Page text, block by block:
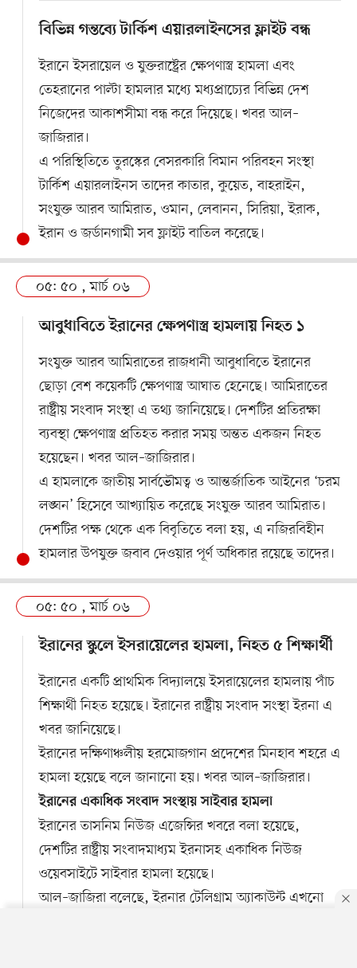
বিভিন্ন গন্তব্যে টার্কিশ এয়ারলাইনসের ফ্লাইট বন্ধ
ইরানে ইসরায়েল ও যুক্তরাষ্ট্রের ক্ষেপণাস্ত্র হামলা এবং
তেহরানের পাল্টা হামলার মধ্যে মধ্যপ্রাচ্যের বিভিন্ন দেশ
নিজেদের আকাশসীমা বন্ধ করে দিয়েছে। খবর আল–
জাজিরার।
এ পরিস্থিতিতে তুরস্কের বেসরকারি বিমান পরিবহন সংস্থা
টার্কিশ এয়ারলাইনস তাদের কাতার, কুয়েত, বাহরাইন,
সংযুক্ত আরব আমিরাত, ওমান, লেবানন, সিরিয়া, ইরাক,
ইরান ও জর্ডানগামী সব ফ্লাইট বাতিল করেছে।
০৫: ৫০ , মার্চ ০৬
আবুধাবিতে ইরানের ক্ষেপণাস্ত্র হামলায় নিহত ১
সংযুক্ত আরব আমিরাতের রাজধানী আবুধাবিতে ইরানের
ছোড়া বেশ কয়েকটি ক্ষেপণাস্ত্র আঘাত হেনেছে। আমিরাতের
রাষ্ট্রীয় সংবাদ সংস্থা এ তথ্য জানিয়েছে। দেশটির প্রতিরক্ষা
ব্যবস্থা ক্ষেপণাস্ত্র প্রতিহত করার সময় অন্তত একজন নিহত
হয়েছেন। খবর আল–জাজিরার।
এ হামলাকে জাতীয় সার্বভৌমত্ব ও আন্তর্জাতিক আইনের ‘চরম
লঙ্ঘন’ হিসেবে আখ্যায়িত করেছে সংযুক্ত আরব আমিরাত।
দেশটির পক্ষ থেকে এক বিবৃতিতে বলা হয়, এ নজিরবিহীন
হামলার উপযুক্ত জবাব দেওয়ার পূর্ণ অধিকার রয়েছে তাদের।
০৫: ৫০ , মার্চ ০৬
ইরানের স্কুলে ইসরায়েলের হামলা, নিহত ৫ শিক্ষার্থী
ইরানের একটি প্রাথমিক বিদ্যালয়ে ইসরায়েলের হামলায় পাঁচ
শিক্ষার্থী নিহত হয়েছে। ইরানের রাষ্ট্রীয় সংবাদ সংস্থা ইরনা এ
খবর জানিয়েছে।
ইরানের দক্ষিণাঞ্চলীয় হরমোজগান প্রদেশের মিনহাব শহরে এ
হামলা হয়েছে বলে জানানো হয়। খবর আল–জাজিরার।
ইরানের একাধিক সংবাদ সংস্থায় সাইবার হামলা
ইরানের তাসনিম নিউজ এজেন্সির খবরে বলা হয়েছে,
দেশটির রাষ্ট্রীয় সংবাদমাধ্যম ইরনাসহ একাধিক নিউজ
ওয়েবসাইটে সাইবার হামলা হয়েছে।
আল–জাজিরা বলেছে, ইরনার টেলিগ্রাম অ্যাকাউন্ট এখনো